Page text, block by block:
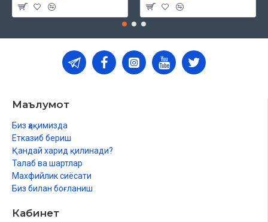
Маълумот
Биз ҳақимизда
Етказиб бериш
Қандай харид қилинади?
Талаб ва шартлар
Махфийлик сиёсати
Биз билан боғланиш
Кабинет